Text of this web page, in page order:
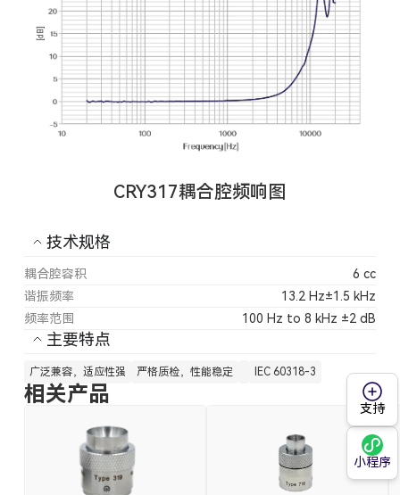
CRY317耦合腔频响图
技术规格
耦合腔容积
6 cc
谐振频率
13.2 Hz±1.5 kHz
频率范围
100 Hz to 8 kHz ±2 dB
主要特点
广泛兼容，适应性强 严格质检，性能稳定 IEC 60318-3
相关产品
支持
小程序